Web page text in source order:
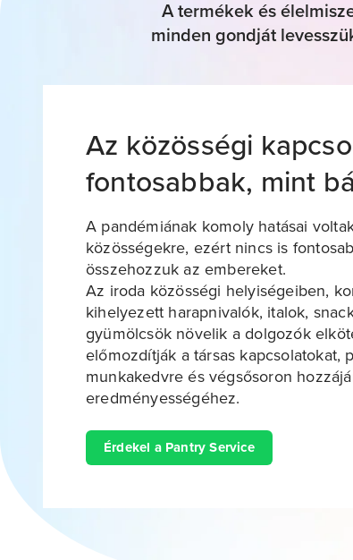
A termékek és
minden gondját
Az közösségi
fontosabbak, mint
A pandémiának komoly hatásai
közösségekre, ezért nincs is
összehozzuk az embereket.
Az iroda közösségi helyiségeiben,
kihelyezett harapnivalók, italok,
gyümölcsök növelik a dolgozók
előmozdítják a társas kapcsolatokat,
munkakedvre és végsősoron
eredményességéhez.
Érdekel a Pantry Service